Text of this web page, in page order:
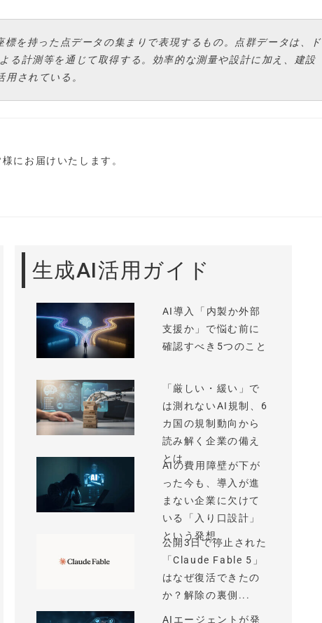
を持った点データの集まりで表現するもの。点群データは、ド
る計測等を通じて取得する。効率的な測量や設計に加え、建設
されている。
にお届けいたします。
生成AI活用ガイド
AI導入「内製か外部
支援か」で悩む前に
確認すべき5つのこと
「厳しい・緩い」で
は測れないAI規制、6
カ国の規制動向から
読み解く企業の備え
とは
AIの費用障壁が下が
った今も、導入が進
まない企業に欠けて
いる「入り口設計」
という発想
公開3日で停止された
「Claude Fable 5」
はなぜ復活できたの
か？解除の裏側...
AIエージェントが発